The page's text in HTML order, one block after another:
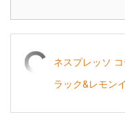
ネスプレッソ
ラック&レモン